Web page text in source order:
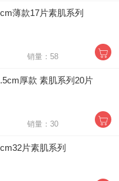
薄款17片素肌系列
销量：58
厚款 素肌系列20片
销量：30
片素肌系列